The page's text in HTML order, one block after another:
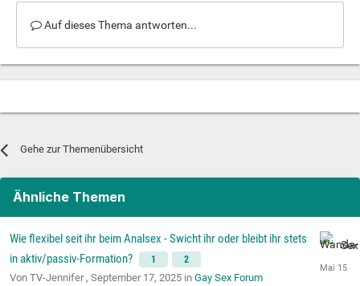
Auf dieses Thema antworten...
Gehe zur Themenübersicht
Ähnliche Themen
Wie flexibel seit ihr beim Analsex - Swicht ihr oder bleibt ihr stets
in aktiv/passiv-Formation?
1 2
Von TV-Jennifer , September 17, 2025 in Gay Sex Forum